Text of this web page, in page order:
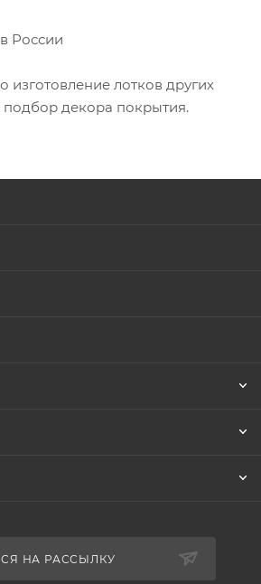
России
изготовление лотков других
подбор декора покрытия.
НА РАССЫЛКУ